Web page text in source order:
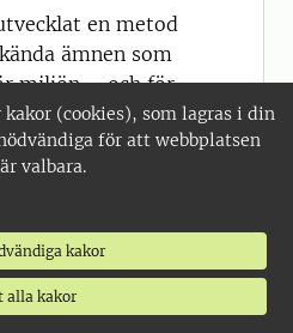
(cookies), som lagras i din
för att webbplatsen
valbara.
kakor
alla kakor
en metod
ämnen som
miljön – och för
hon hur
analyser
med